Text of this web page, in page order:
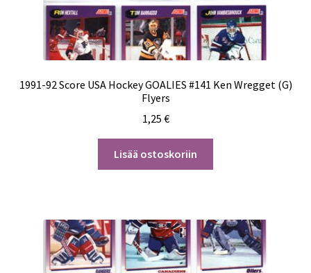
1991-92 Score USA Hockey GOALIES #141 Ken Wregget (G)
Flyers
1,25 €
Lisää ostoskoriin